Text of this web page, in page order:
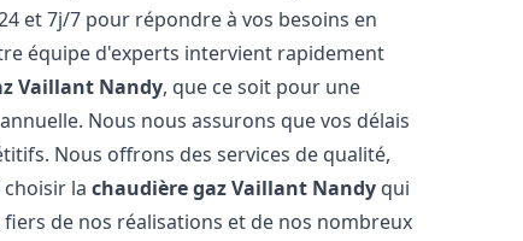
et 7j/7 pour répondre à vos besoins en
équipe d'experts intervient rapidement
Vaillant Nandy, que ce soit pour une
Nous nous assurons que vos délais
Nous offrons des services de qualité,
choisir lachaudière gaz Vaillant Nandy qui
de nos réalisations et de nos nombreux